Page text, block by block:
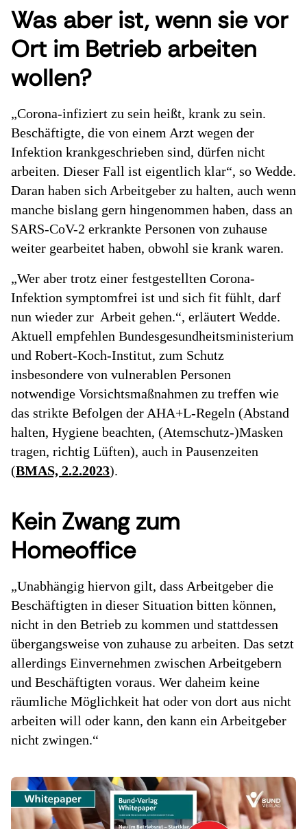
Was aber ist, wenn sie vor
Ort im Betrieb arbeiten
wollen?
„Corona-infiziert zu sein heißt, krank zu sein.
Beschäftigte, die von einem Arzt wegen der
Infektion krankgeschrieben sind, dürfen nicht
arbeiten. Dieser Fall ist eigentlich klar“, so Wedde.
Daran haben sich Arbeitgeber zu halten, auch wenn
manche bislang gern hingenommen haben, dass an
SARS-CoV-2 erkrankte Personen von zuhause
weiter gearbeitet haben, obwohl sie krank waren.
„Wer aber trotz einer festgestellten Corona-
Infektion symptomfrei ist und sich fit fühlt, darf
nun wieder zur Arbeit gehen.“, erläutert Wedde.
Aktuell empfehlen Bundesgesundheitsministerium
und Robert-Koch-Institut, zum Schutz
insbesondere von vulnerablen Personen
notwendige Vorsichtsmaßnahmen zu treffen wie
das strikte Befolgen der AHA+L-Regeln (Abstand
halten, Hygiene beachten, (Atemschutz-)Masken
tragen, richtig Lüften), auch in Pausenzeiten
(BMAS, 2.2.2023).
Kein Zwang zum
Homeoffice
„Unabhängig hiervon gilt, dass Arbeitgeber die
Beschäftigten in dieser Situation bitten können,
nicht in den Betrieb zu kommen und stattdessen
übergangsweise von zuhause zu arbeiten. Das setzt
allerdings Einvernehmen zwischen Arbeitgebern
und Beschäftigten voraus. Wer daheim keine
räumliche Möglichkeit hat oder von dort aus nicht
arbeiten will oder kann, den kann ein Arbeitgeber
nicht zwingen.“